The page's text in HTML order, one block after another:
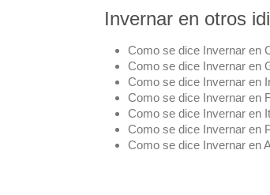
Invernar en otros
Como se dice Invernar en
Como se dice Invernar en
Como se dice Invernar en
Como se dice Invernar en
Como se dice Invernar en
Como se dice Invernar en
Como se dice Invernar en